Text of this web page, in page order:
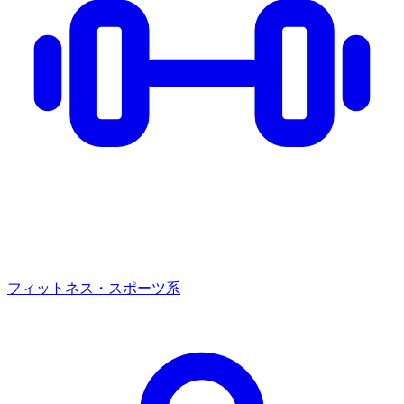
フィットネス・スポーツ系